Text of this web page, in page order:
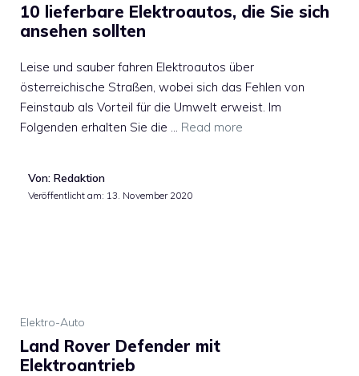
10 lieferbare Elektroautos, die Sie sich
ansehen sollten
Leise und sauber fahren Elektroautos über
österreichische Straßen, wobei sich das Fehlen von
Feinstaub als Vorteil für die Umwelt erweist. Im
Folgenden erhalten Sie die … Read more
Von: Redaktion
Veröffentlicht am: 13. November 2020
Elektro-Auto
Land Rover Defender mit
Elektroantrieb